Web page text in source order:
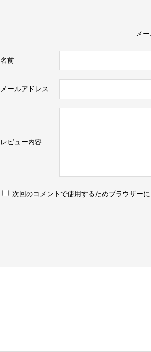
メ
レビュー内容
名前
メールアドレス
次回のコメントで使用するためブラウザー